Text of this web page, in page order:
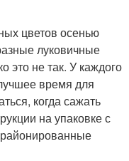
цветов осенью
луковичные
это не так. У каждого
время для
когда сажать
на упаковке с